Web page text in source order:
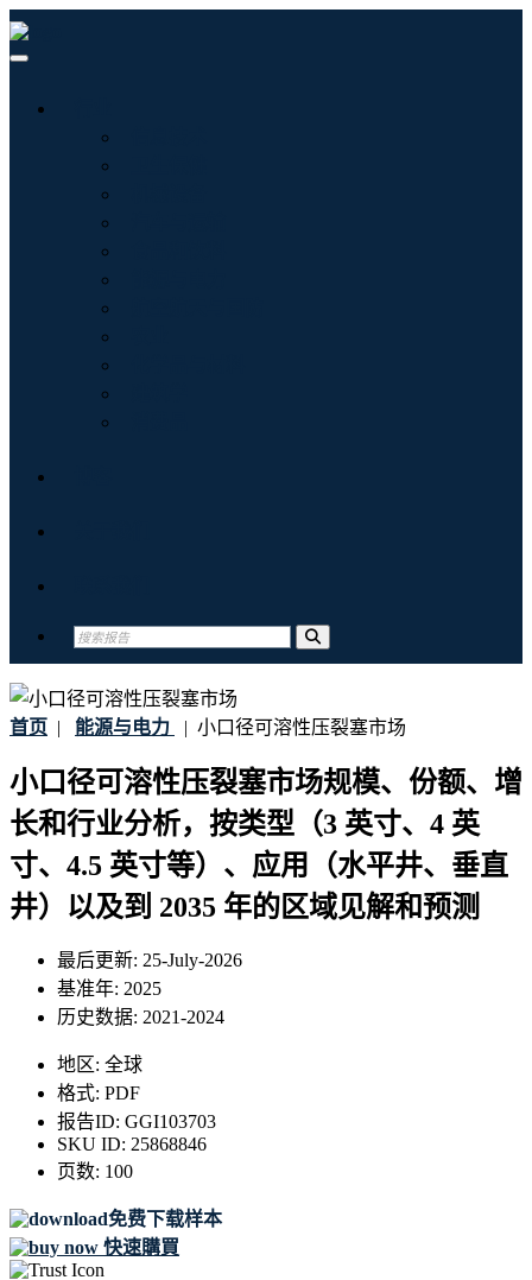
首页 | 能源与电力 | 小口径可溶性压裂塞市场
小口径可溶性压裂塞市场规模、份额、增
长和行业分析，按类型（3 英寸、4 英
寸、4.5 英寸等）、应用（水平井、垂直
井）以及到 2035 年的区域见解和预测
最后更新: 25-July-2026
基准年: 2025
历史数据: 2021-2024
地区: 全球
格式: PDF
报告ID: GGI103703
SKU ID: 25868846
页数: 100
免费下载样本
快速購買